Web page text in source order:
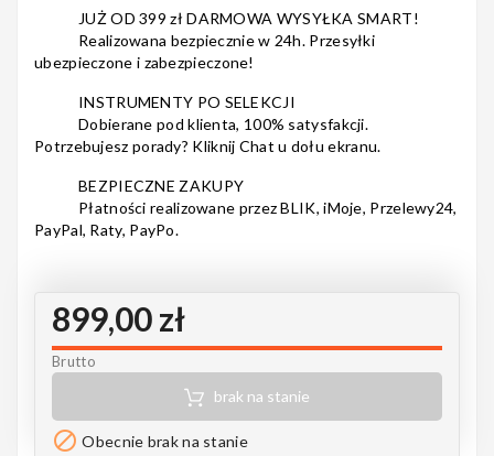
Kursy/Szkolenia
Prezenty
JUŻ OD 399 zł DARMOWA WYSYŁKA SMART!
Realizowana bezpiecznie w 24h. Przesyłki
ubezpieczone i zabezpieczone!
INSTRUMENTY PO SELEKCJI
Dobierane pod klienta, 100% satysfakcji.
Potrzebujesz porady? Kliknij Chat u dołu ekranu.
BEZPIECZNE ZAKUPY
Płatności realizowane przez BLIK, iMoje, Przelewy24,
PayPal, Raty, PayPo.
899,00 zł
Brutto
brak na stanie
 Obecnie brak na stanie